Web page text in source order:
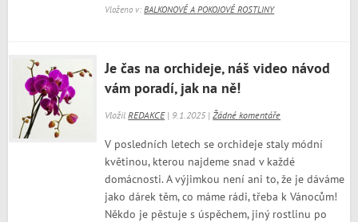
Vloženo v:BALKONOVÉ A POKOJOVÉ ROSTLINY
Je čas na orchideje, náš video návod
vám poradí, jak na ně!
VložilREDAKCE| 9.1.2025 |Žádné komentáře
V posledních letech se orchideje staly módní
květinou, kterou najdeme snad v každé
domácnosti. A výjimkou není ani to, že je dáváme
jako dárek těm, co máme rádi, třeba k Vánocům!
Někdo je pěstuje s úspěchem, jiný rostlinu po